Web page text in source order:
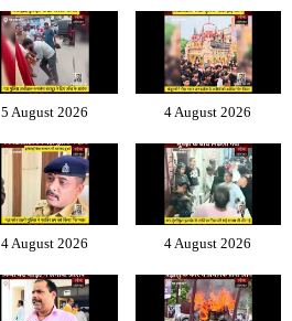
5 August 2026 4 August 2026
4 August 2026 4 August 2026